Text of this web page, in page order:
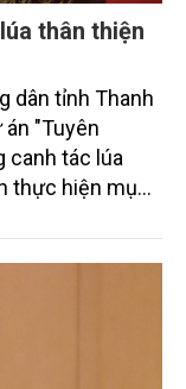
thân thiện
dân tỉnh Thanh
"Tuyên
canh tác lúa
thực hiện mục
đại biểu đến
vị nghiên cứu,
đang trực
thải thấp.